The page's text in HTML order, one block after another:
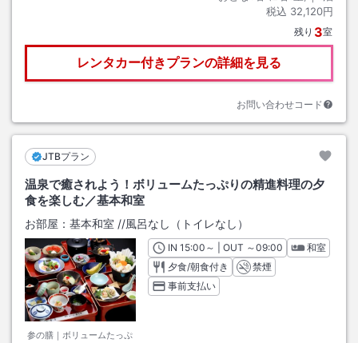
税込 32,120円
残り 3室
レンタカー付きプランの詳細を見る
お問い合わせコード
JTBプラン
温泉で癒されよう！ボリュームたっぷりの精進料理の夕
食を楽しむ／基本和室
お部屋： 基本和室 //風呂なし（トイレなし）
参の膳｜ボリュームたっぷ
INチェックイン
15:00 ～ | OUT チェックアウト
～09:00
和室
夕食/朝食付き
禁煙
事前支払い